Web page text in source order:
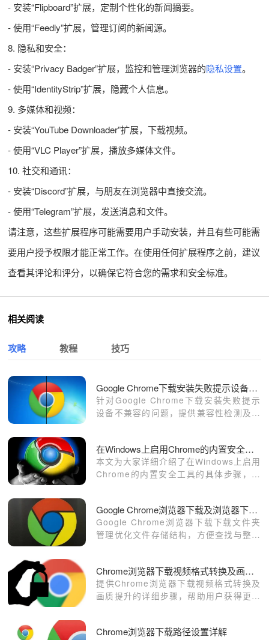
- 安装“Flipboard”扩展，定制个性化的新闻摘要。
- 使用“Feedly”扩展，管理订阅的新闻源。
8. 隐私和安全：
- 安装“Privacy Badger”扩展，监控和管理浏览器的隐私设置。
- 使用“IdentityStrip”扩展，隐藏个人信息。
9. 多媒体和视频：
- 安装“YouTube Downloader”扩展，下载视频。
- 使用“VLC Player”扩展，播放多媒体文件。
10. 社交和通讯：
- 安装“Discord”扩展，与朋友在浏览器中直接交流。
- 使用“Telegram”扩展，发送消息和文件。
请注意，这些扩展程序可能需要用户手动安装，并且有些可能需
要用户授予权限才能正常工作。在使用任何扩展程序之前，建议
查看其评论和评分，以确保它符合您的需求和安全标准。
相关阅读
攻略 教程 技巧
Google Chrome下载安装失败提示设备不兼容怎么办
针对Google Chrome下载安装失败提示
设备不兼容的问题，提供兼容性检测及解
在Windows上启用Chrome的内置安全工具
本文为大家详细介绍了在Windows上启用
Chrome的内置安全工具的具体步骤，需
Google Chrome浏览器下载及浏览器下载文件夹管理
Google Chrome浏览器下载下载文件夹
管理优化文件存储结构，方便查找与整理
Chrome浏览器下载视频格式转换及画质优化教程
提供Chrome浏览器下载视频格式转换及
画质提升的详细步骤，帮助用户获得更清
Chrome浏览器下载路径设置详解